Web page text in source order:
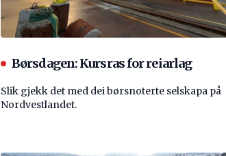
Børsdagen: Kursras for reiarlag
Slik gjekk det med dei børsnoterte selskapa på
Nordvestlandet.